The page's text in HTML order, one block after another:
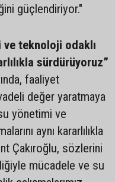
güçlendiriyor."
teknoloji odaklı
sürdürüyoruz”
faaliyet
değer yaratmaya
yönetimi ve
aynı kararlılıkla
Çakıroğlu, sözlerini
mücadele ve su